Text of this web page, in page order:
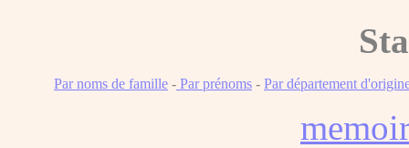
Par noms de famille - Par prénoms - Par département